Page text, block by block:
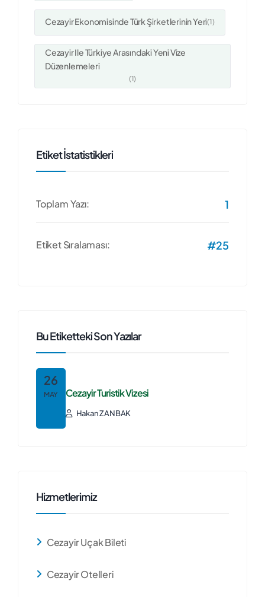
Cezayir Ekonomisinde Türk Şirketlerinin Yeri(1)
Cezayir Ile Türkiye Arasındaki Yeni Vize
Düzenlemeleri
(1)
Etiket İstatistikleri
Toplam Yazı: 1
Etiket Sıralaması: #25
Bu Etiketteki Son Yazılar
26
MAY Cezayir Turistik Vizesi
Hakan ZANBAK
Hizmetlerimiz
Cezayir Uçak Bileti
Cezayir Otelleri